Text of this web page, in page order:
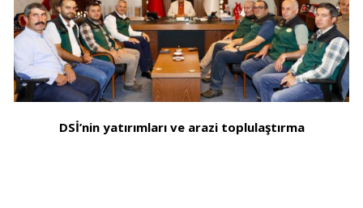
DSİ’nin yatırımları ve arazi toplulaştırma